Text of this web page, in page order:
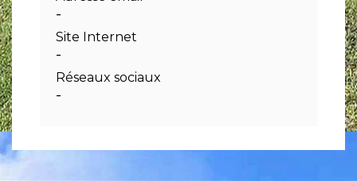
-
Site Internet
-
Réseaux sociaux
-